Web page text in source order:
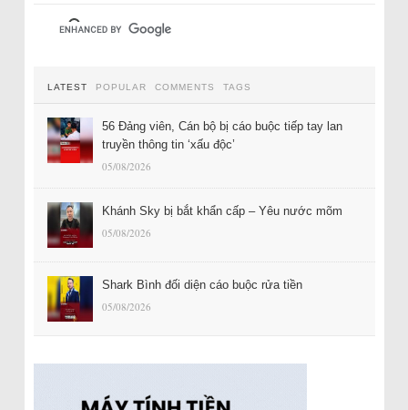
LATEST POPULAR COMMENTS TAGS
56 Đảng viên, Cán bộ bị cáo buộc tiếp tay lan
truyền thông tin ‘xấu độc’
05/08/2026
Khánh Sky bị bắt khẩn cấp – Yêu nước mõm
05/08/2026
Shark Bình đối diện cáo buộc rửa tiền
05/08/2026